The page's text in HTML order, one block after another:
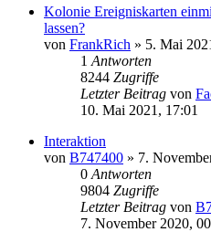
Kolonie Ereigniskarten
lassen?
von FrankRich » 5. Mai
1 Antworten
8244 Zugriffe
Letzter Beitrag von
10. Mai 2021, 17:01
Interaktion
von B747400 » 7.
0 Antworten
9804 Zugriffe
Letzter Beitrag von
7. November 2020,